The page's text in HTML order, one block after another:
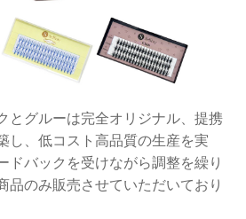
とグルーは完全オリジナル、提携
し、低コスト高品質の生産を実
ドバックを受けながら調整を繰り
品のみ販売させていただいており